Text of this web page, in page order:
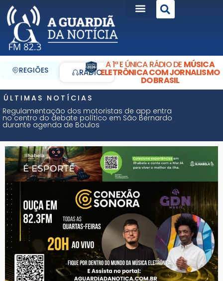
REGIÕES RÁDIO
A 1ª E ÚNICA RÁDIO DE MÚSICA
ELETRÔNICA COM JORNALISMO
DO BRASIL
ÚLTIMAS NOTÍCIAS
Regulamentação dos motoristas de app entra
no centro do debate político em São Bernardo
durante agenda de Boulos